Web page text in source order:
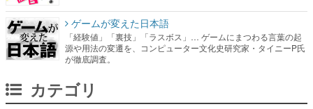
ゲームが変えた日本語
「経験値」「裏技」「ラスボス」… ゲームにまつわる言葉の起
源や用法の変遷を、コンピューター文化史研究家・タイニーP氏
が徹底調査。
カテゴリ